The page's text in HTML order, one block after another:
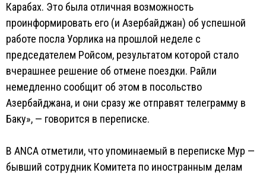
Карабах. Это была отличная возможность
проинформировать его (и Азербайджан) об успешной
работе посла Уорлика на прошлой неделе с
председателем Ройсом, результатом которой стало
вчерашнее решение об отмене поездки. Райли
немедленно сообщит об этом в посольство
Азербайджана, и они сразу же отправят телеграмму в
Баку», — говорится в переписке.
В ANCA отметили, что упоминаемый в переписке Мур —
бывший сотрудник Комитета по иностранным делам